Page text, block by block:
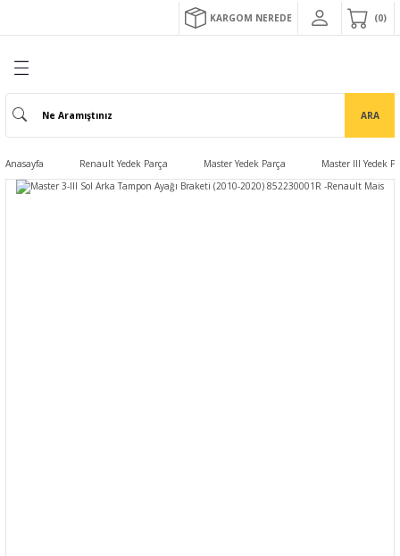
KARGOM NEREDE 0
ARA
Anasayfa Renault Yedek Parça Master Yedek Parça Master III Yedek